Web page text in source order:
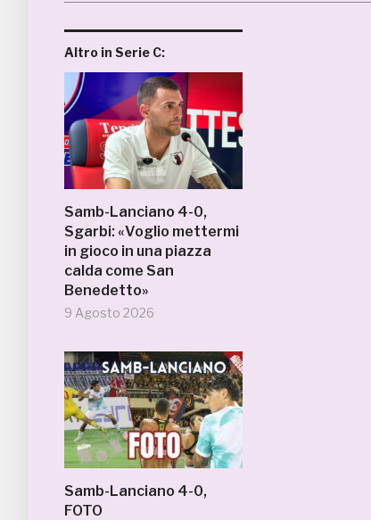
Altro in Serie C:
Samb-Lanciano 4-0,
Sgarbi: «Voglio mettermi
in gioco in una piazza
calda come San
Benedetto»
9 Agosto 2026
Samb-Lanciano 4-0,
FOTO